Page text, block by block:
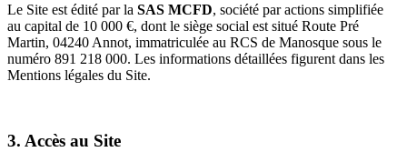
Le Site est édité par la SAS MCFD, société par actions simplifiée
au capital de 10 000 €, dont le siège social est situé Route Pré
Martin, 04240 Annot, immatriculée au RCS de Manosque sous le
numéro 891 218 000. Les informations détaillées figurent dans les
Mentions légales du Site.
3. Accès au Site